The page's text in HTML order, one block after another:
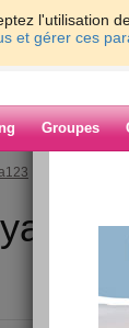
l'utilisation
et gérer ces
Groupes